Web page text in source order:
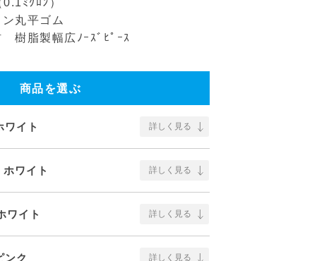
ﾐｸﾛﾝ）
丸平ゴム
樹脂製幅広ﾉｰｽﾞﾋﾟｰｽ
商品を選ぶ
イト 詳しく見る
ワイト 詳しく見る
ワイト 詳しく見る
ンク 詳しく見る